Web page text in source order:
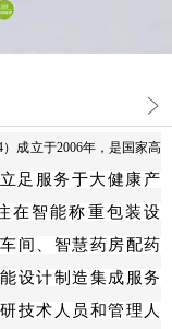
）成立于2006年，是国家高
足服务于大健康产
在 智能称重包装设
间、智慧药房配药
设计制造集成服务
技术人员和管理人